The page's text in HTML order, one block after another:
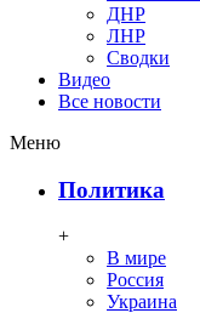
ДНР
ЛНР
Сводки
Видео
Все новости
Меню
Политика
+
В мире
Россия
Украина